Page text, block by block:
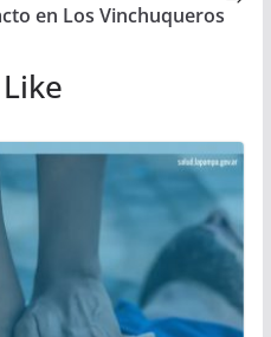
en Los Vinchuqueros